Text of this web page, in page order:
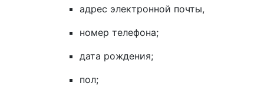
адрес электронной почты,
номер телефона;
дата рождения;
пол;